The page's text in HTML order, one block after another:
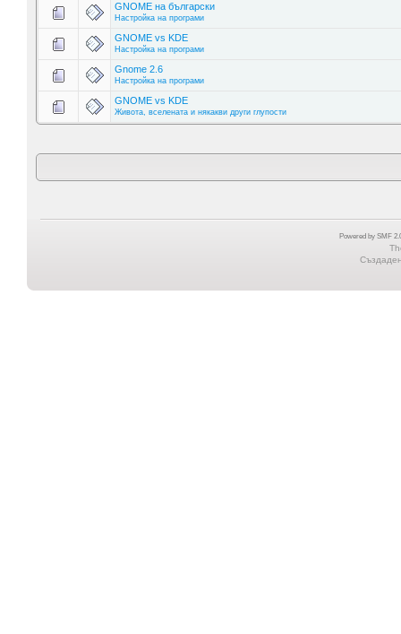
GNOME на български
Настройка на програми
GNOME vs KDE
Настройка на програми
Gnome 2.6
Настройка на програми
GNOME vs KDE
Живота, вселената и някакви други глупости
Powered by SMF